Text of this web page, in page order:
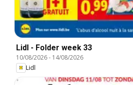
Lidl - Folder week 33
10/08/2026- 14/08/2026
Lidl